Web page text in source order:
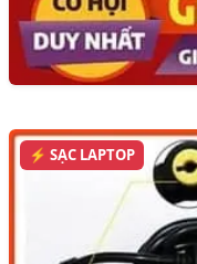
⚡ SẠC LAPTOP